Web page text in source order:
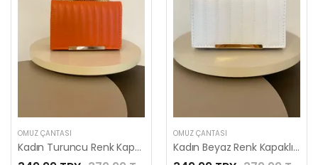
OMUZ ÇANTASI
Kadın Turuncu Renk Kapaklı Zincirli El Çantası / LES MINORIA
OMUZ ÇANTASI
Kadın Beyaz Renk Kapaklı Zincirli El Çantası / LES MINORIA